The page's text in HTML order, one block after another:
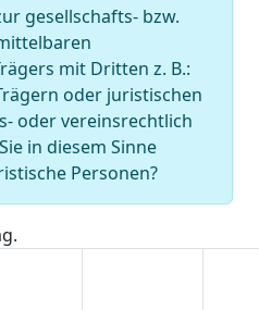
gesellschafts- bzw.
mit Dritten z. B.:
oder juristischen
oder vereinsrechtlich
in diesem Sinne
Personen?